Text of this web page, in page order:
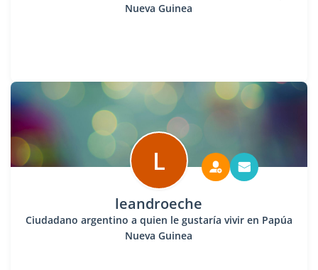
Nueva Guinea
L
leandroeche
Ciudadano argentino a quien le gustaría vivir en Papúa
Nueva Guinea